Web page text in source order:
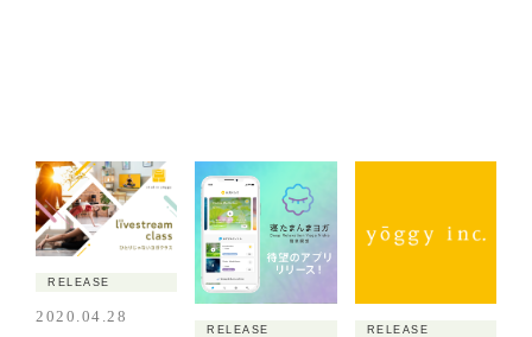
RELEASE
2020.04.28
RELEASE RELEASE